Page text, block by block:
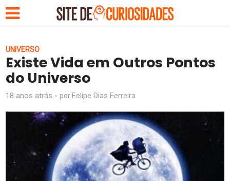
UNIVERSO
Existe Vida em Outros Pontos
do Universo
18 anos atrás por Felipe Dias Ferreira